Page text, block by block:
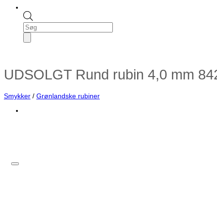
Products
search
UDSOLGT Rund rubin 4,0 mm
Smykker / Grønlandske rubiner